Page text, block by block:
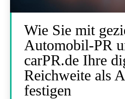
Wie Sie mit
Automobil-PR
carPR.de Ihre
Reichweite als
festigen